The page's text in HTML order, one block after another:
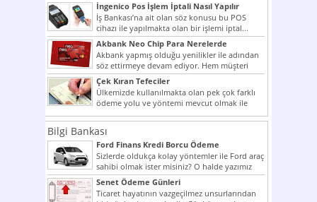
İngenico Pos İşlem İptali Nasıl Yapılır
İş Bankası’na ait olan söz konusu bu POS
cihazı ile yapılmakta olan bir işlemi iptal...
Akbank Neo Chip Para Nerelerde
Kullanılır?
Akbank yapmış olduğu yenilikler ile adından
söz ettirmeye devam ediyor. Hem müşteri
potansiyelini arttırmak hem...
Çek Kıran Tefeciler
Ülkemizde kullanılmakta olan pek çok farklı
ödeme yolu ve yöntemi mevcut olmak ile
beraber bunlar...
Bilgi Bankası
Ford Finans Kredi Borcu Ödeme
Sizlerde oldukça kolay yöntemler ile Ford araç
sahibi olmak ister misiniz? O halde yazımız
ilginizi...
Senet Ödeme Günleri
Ticaret hayatının vazgeçilmez unsurlarından